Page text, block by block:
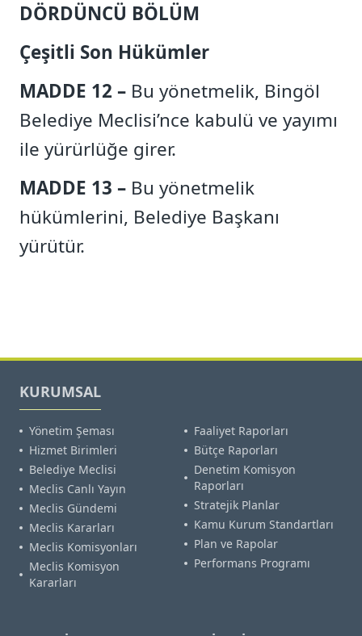
DÖRDÜNCÜ BÖLÜM
Çeşitli Son Hükümler
MADDE 12 – Bu yönetmelik, Bingöl
Belediye Meclisi’nce kabulü ve yayımı
ile yürürlüğe girer.
MADDE 13 – Bu yönetmelik
hükümlerini, Belediye Başkanı
yürütür.
KURUMSAL
Yönetim Şeması
Hizmet Birimleri
Belediye Meclisi
Meclis Canlı Yayın
Meclis Gündemi
Meclis Kararları
Meclis Komisyonları
Meclis Komisyon
Kararları
Faaliyet Raporları
Bütçe Raporları
Denetim Komisyon
Raporları
Stratejik Planlar
Kamu Kurum Standartları
Plan ve Rapolar
Performans Programı